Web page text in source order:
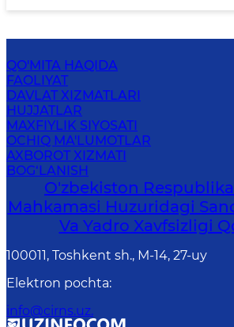
QO'MITA HAQIDA
FAOLIYAT
DAVLAT XIZMATLARI
HUJJATLAR
MAXFIYLIK SIYOSATI
OCHIQ MA'LUMOTLAR
AXBOROT XIZMATI
BOG‘LANISH
O'zbekiston
Mahkamasi Huzuridagi
Va Yadro Xavfsizligi
100011, Toshkent sh., М-14, 27-uy
Elektron pochta:
info@cirns.uz.